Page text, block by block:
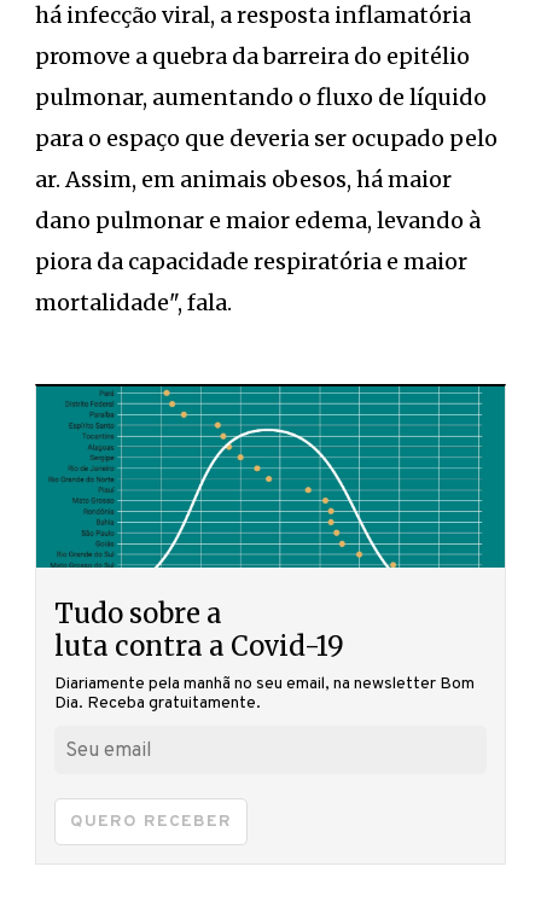
há infecção viral, a resposta inflamatória
promove a quebra da barreira do epitélio
pulmonar, aumentando o fluxo de líquido
para o espaço que deveria ser ocupado pelo
ar. Assim, em animais obesos, há maior
dano pulmonar e maior edema, levando à
piora da capacidade respiratória e maior
mortalidade", fala.
Tudo sobre a
luta contra a Covid-19
Diariamente pela manhã no seu email, na newsletter Bom
Dia. Receba gratuitamente.
QUERO RECEBER